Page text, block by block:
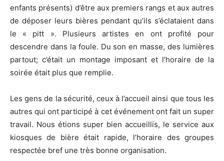
enfants présents) d’être aux premiers rangs et aux autres
de déposer leurs bières pendant qu’ils s’éclataient dans
le « pitt ». Plusieurs artistes en ont profité pour
descendre dans la foule. Du son en masse, des lumières
partout; c’était un montage imposant et l’horaire de la
soirée était plus que remplie.
Les gens de la sécurité, ceux à l’accueil ainsi que tous les
autres qui ont participé à cet événement ont fait un super
travail. Nous étions super bien accueillis, le service aux
kiosques de bière était rapide, l’horaire des groupes
respectée bref une très bonne organisation.